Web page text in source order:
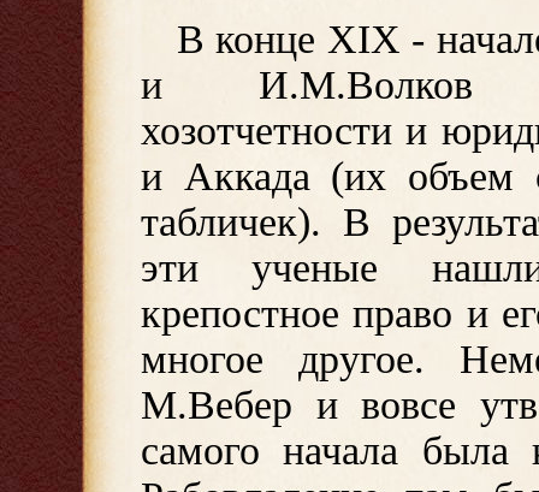
В конце XIX -
и И.М.Волков
хозотчетности и
и Аккада (их объем
табличек). В
эти ученые
крепостное право и
многое другое.
М.Вебер и вовсе
самого начала была